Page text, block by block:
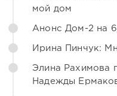
мой дом
Анонс Дом-2 на
Ирина Пинчук:
Элина Рахимова
Надежды